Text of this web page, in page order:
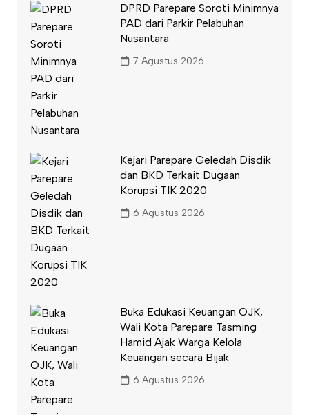
DPRD Parepare Soroti Minimnya
PAD dari Parkir Pelabuhan
Nusantara
7 Agustus 2026
Kejari Parepare Geledah Disdik
dan BKD Terkait Dugaan
Korupsi TIK 2020
6 Agustus 2026
Buka Edukasi Keuangan OJK,
Wali Kota Parepare Tasming
Hamid Ajak Warga Kelola
Keuangan secara Bijak
6 Agustus 2026